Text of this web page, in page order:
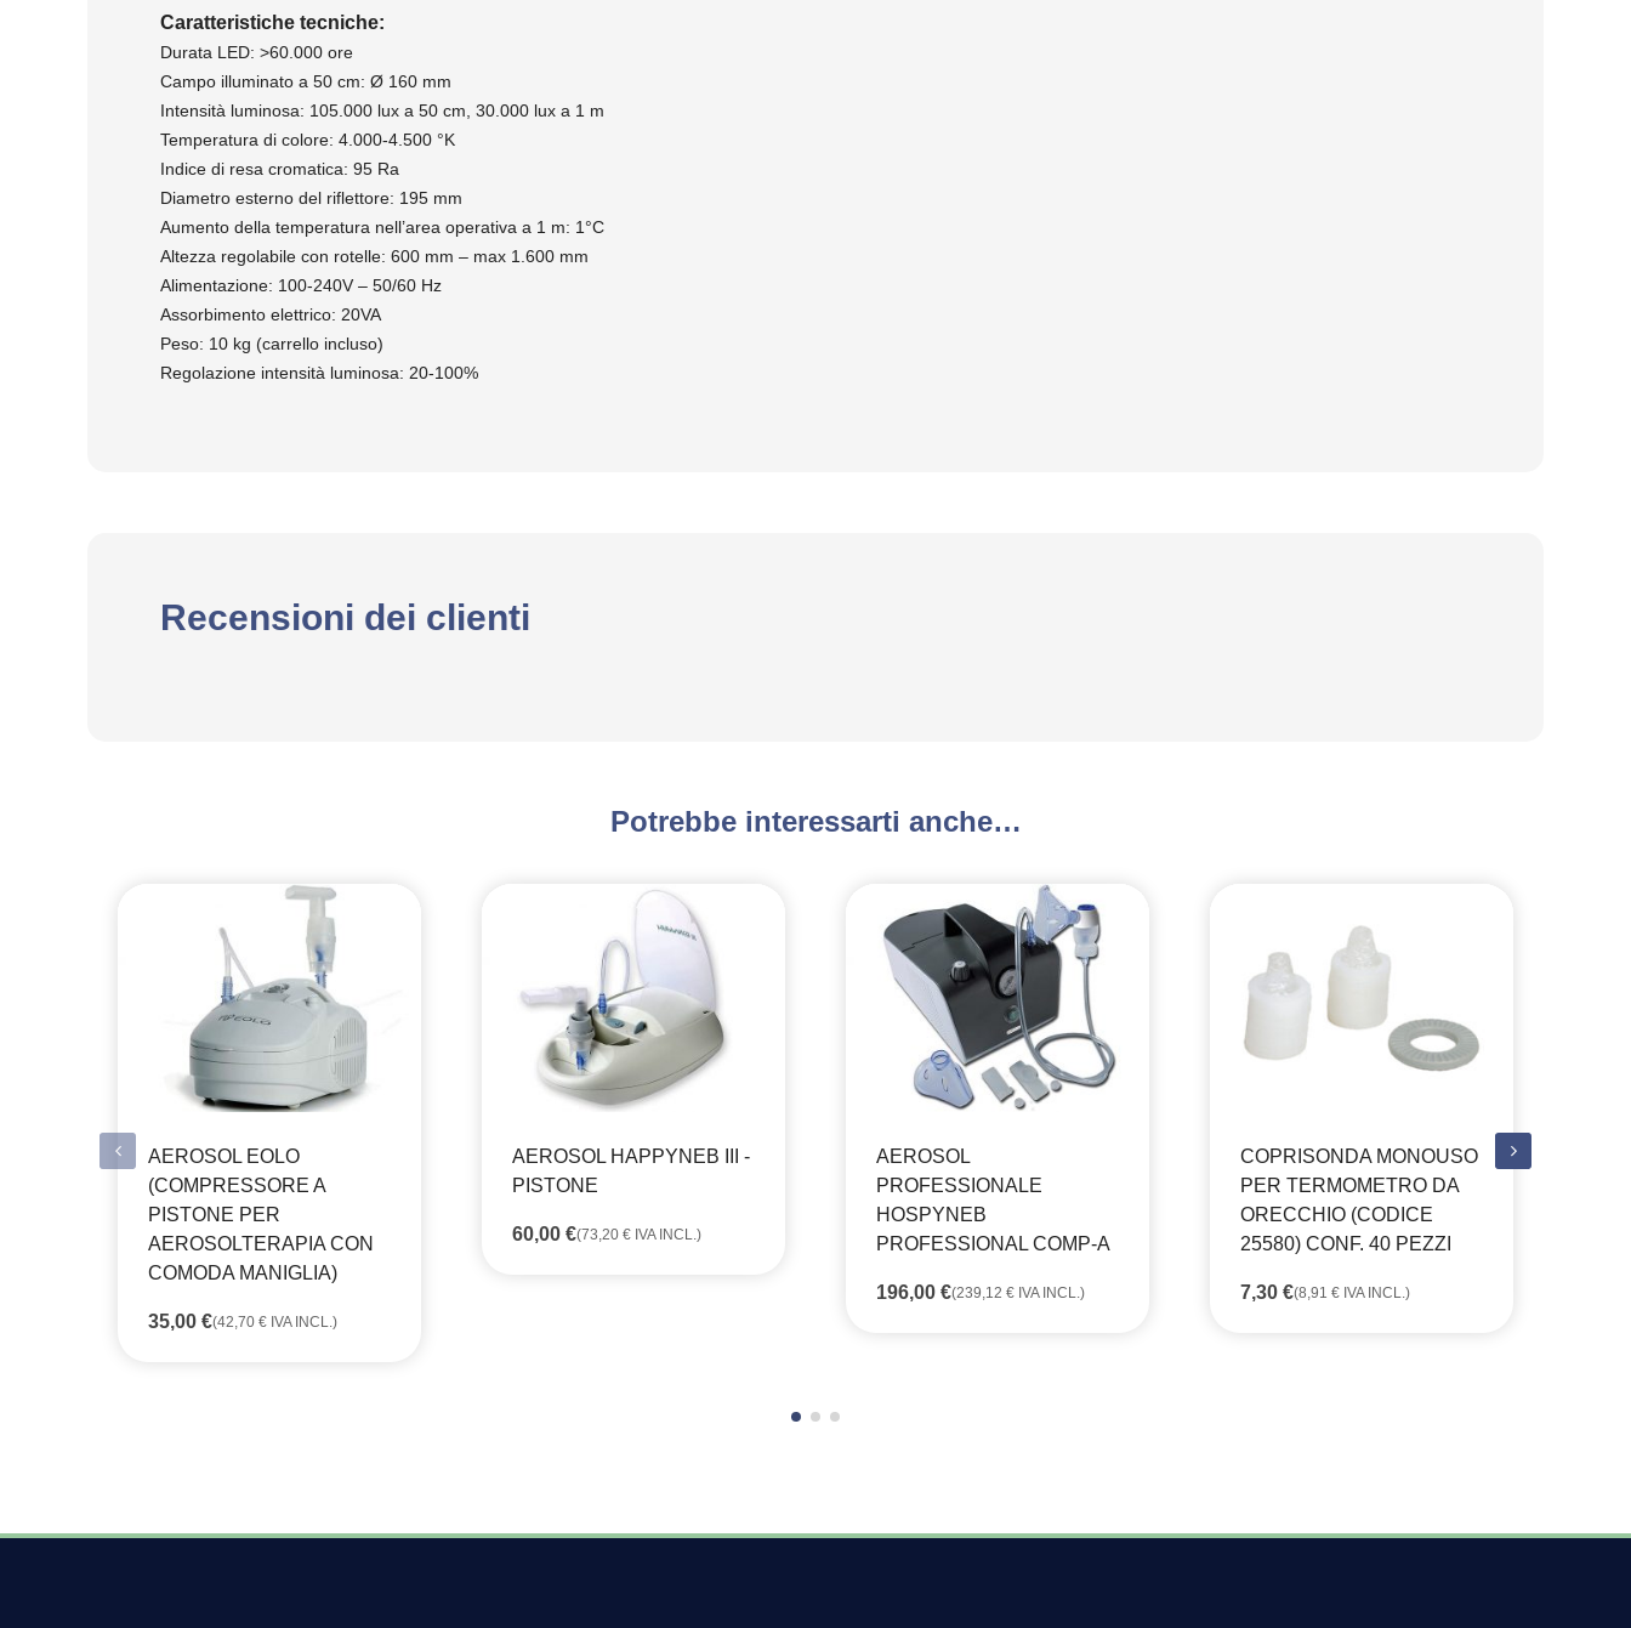
Caratteristiche tecniche:
Durata LED: >60.000 ore
Campo illuminato a 50 cm: Ø 160 mm
Intensità luminosa: 105.000 lux a 50 cm, 30.000 lux a 1 m
Temperatura di colore: 4.000-4.500 °K
Indice di resa cromatica: 95 Ra
Diametro esterno del riflettore: 195 mm
Aumento della temperatura nell’area operativa a 1 m: 1°C
Altezza regolabile con rotelle: 600 mm – max 1.600 mm
Alimentazione: 100-240V – 50/60 Hz
Assorbimento elettrico: 20VA
Peso: 10 kg (carrello incluso)
Regolazione intensità luminosa: 20-100%
Recensioni dei clienti
Potrebbe interessarti anche…
AEROSOL EOLO
(COMPRESSORE A
PISTONE PER
AEROSOLTERAPIA CON
COMODA MANIGLIA)
35,00 €(42,70 € IVA INCL.)
AEROSOL HAPPYNEB III -
PISTONE
60,00 €(73,20 € IVA INCL.)
AEROSOL
PROFESSIONALE
HOSPYNEB
PROFESSIONAL COMP-A
196,00 €(239,12 € IVA INCL.)
COPRISONDA MONOUSO
PER TERMOMETRO DA
ORECCHIO (CODICE
25580) CONF. 40 PEZZI
7,30 €(8,91 € IVA INCL.)